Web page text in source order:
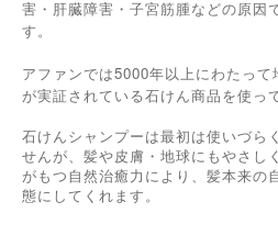
害・肝臓障害・子宮筋腫などの原因
す。
アファンでは5000年以上にわたって
が実証されている石けん商品を使っ
石けんシャンプーは最初は使いづら
せんが、髪や皮膚・地球にもやさし
がもつ自然治癒力により、髪本来の
態にしてくれます。